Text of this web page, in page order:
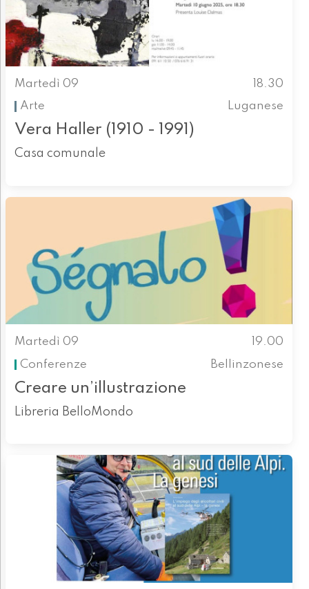
Martedì 09
18.30
Arte
Luganese
Vera Haller (1910 - 1991)
Casa comunale
Martedì 09
19.00
Conferenze
Bellinzonese
Creare un’illustrazione
Libreria BelloMondo